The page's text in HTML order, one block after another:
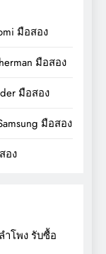
มือสอง
มือสอง
มือสอง
มือสอง
อง
ำโพง รับซื้อ